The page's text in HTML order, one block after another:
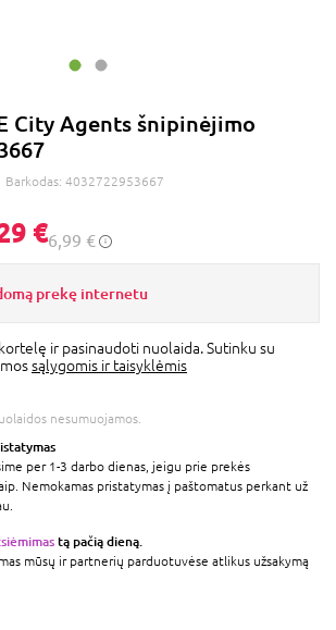
City Agents šnipinėjimo
Barkodas: 4032722953667
€6,99 €
prekę internetu
ir pasinaudoti nuolaida. Sutinku su
sąlygomis ir taisyklėmis
nesumuojamos.
per 1-3 darbo dienas, jeigu prie prekės
Nemokamas pristatymas į paštomatus perkant už
tą pačią dieną.
mūsų ir partnerių parduotuvėse atlikus užsakymą